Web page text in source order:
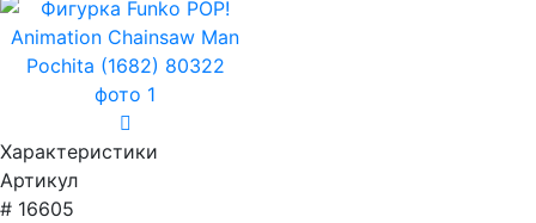
Характеристики
Артикул
# 16605